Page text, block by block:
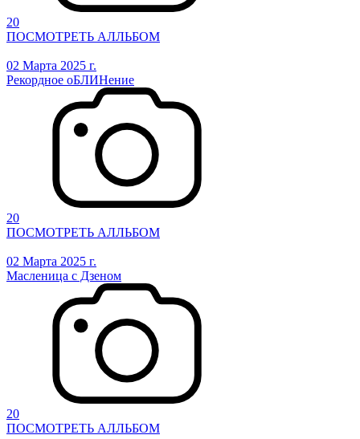
20
ПОСМОТРЕТЬ АЛЛЬБОМ
02 Марта 2025 г.
Рекордное оБЛИНение
20
ПОСМОТРЕТЬ АЛЛЬБОМ
02 Марта 2025 г.
Масленица с Дзеном
20
ПОСМОТРЕТЬ АЛЛЬБОМ